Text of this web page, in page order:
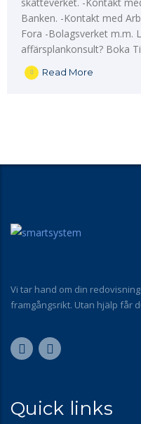
Banken. -Kontakt med
Fora -Bolagsverket m.m.
affärsplankonsult? Boka
Read More
Vi tar hand om din
framgångsrikt. Utan hjälp får
Quick links